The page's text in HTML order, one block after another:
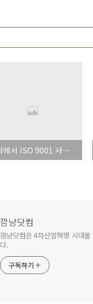
회사에서 ISO 9001 사후심사를 받고 있습니다.
깜냥닷컴
깜냥닷컴은 4차산업혁명 시대
다.
구독하기